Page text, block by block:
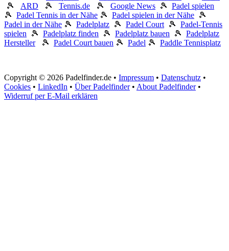
🎾 ARD 🎾 Tennis.de 🎾 Google News 🎾 Padel spielen
🎾 Padel Tennis in der Nähe 🎾 Padel spielen in der Nähe 🎾
Padel in der Nähe 🎾 Padelplatz 🎾 Padel Court🎾 Padel-Tennis
spielen 🎾 Padelplatz finden 🎾 Padelplatz bauen 🎾 Padelplatz
Hersteller🎾 Padel Court bauen 🎾 Padel 🎾 Paddle Tennisplatz
Copyright © 2026 Padelfinder.de • Impressum • Datenschutz •
Cookies • LinkedIn • Über Padelfinder• About Padelfinder•
Widerruf per E-Mail erklären